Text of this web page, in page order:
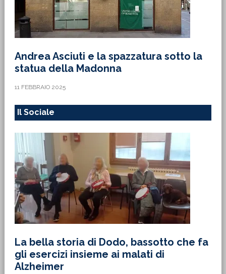
Andrea Asciuti e la spazzatura sotto la
statua della Madonna
11 FEBBRAIO 2025
Il Sociale
La bella storia di Dodo, bassotto che fa
gli esercizi insieme ai malati di
Alzheimer